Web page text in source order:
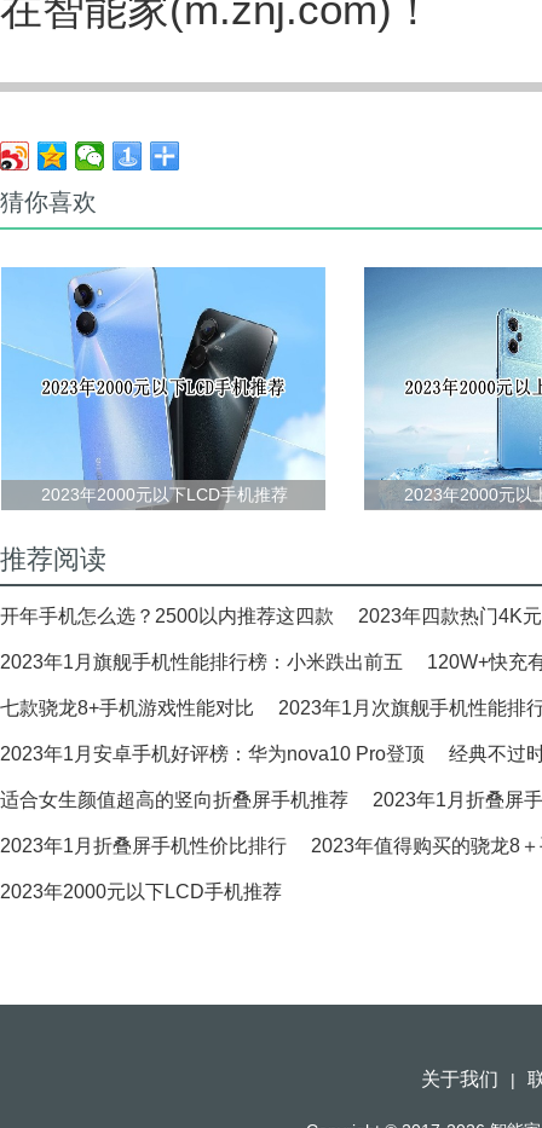
猜你喜欢
2023年2000元以下LCD手机推荐 2023年2000元以
推荐阅读
开年手机怎么选？2500以内推荐这四款 2023年四款热门4K
2023年1月旗舰手机性能排行榜：小米跌出前五 120W+快充
七款骁龙8+手机游戏性能对比 2023年1月次旗舰手机性能排
2023年1月安卓手机好评榜：华为nova10 Pro登顶 经典不过
适合女生颜值超高的竖向折叠屏手机推荐 2023年1月折叠屏
2023年1月折叠屏手机性价比排行 2023年值得购买的骁龙8
2023年2000元以下LCD手机推荐
关于我们 |